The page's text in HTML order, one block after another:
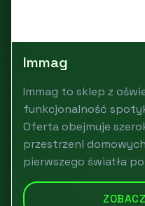
Immag
Immag to sklep z
funkcjonalność
Oferta obejmuje
przestrzeni
pierwszego światła